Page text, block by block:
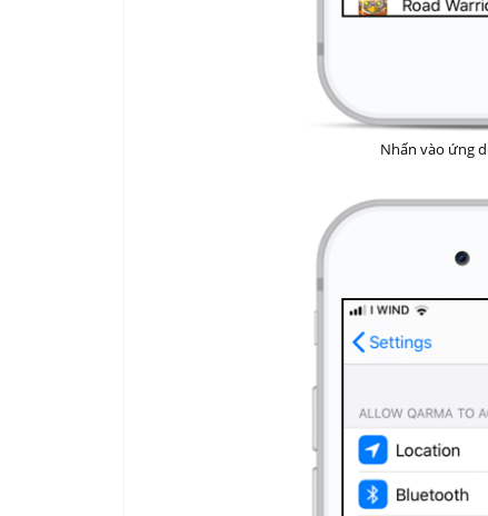
Nhấn vào ứng